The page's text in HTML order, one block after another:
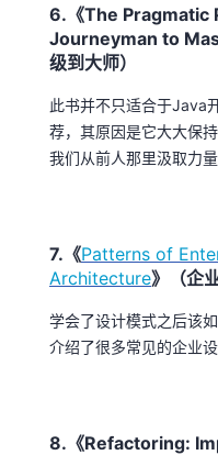
6.《The Pragmatic
Journeyman to
级到大师）
此书并不只适合于Java
荐，其原因是它大大保
我们从前人那里汲取力
7.《Patterns of
Architecture》（企
学会了设计模式之后该
介绍了很多常见的企业设
8.《Refactoring: